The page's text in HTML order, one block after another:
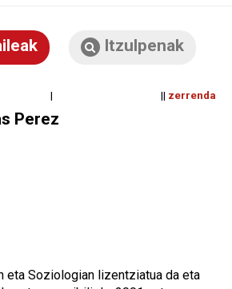
Itzulpenak
| || zerrenda
Perez
eta Soziologian lizentziatua da eta